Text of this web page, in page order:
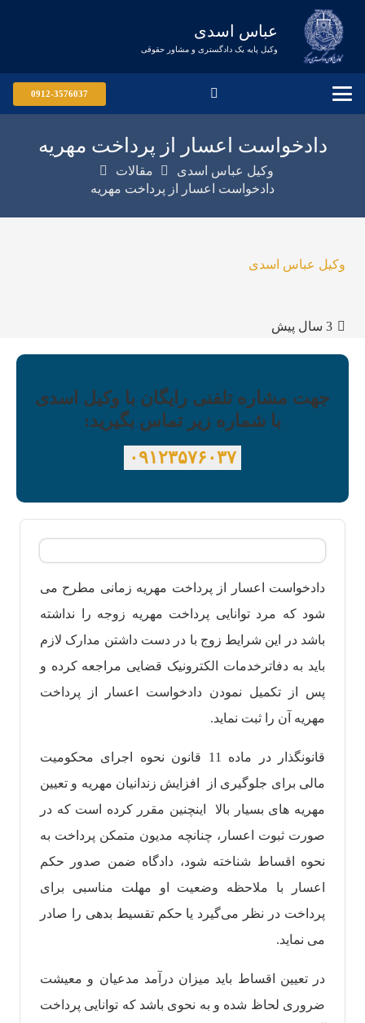
عباس اسدی
وکیل پایه یک دادگستری و مشاور حقوقی
0912-3576037
دادخواست اعسار از پرداخت مهریه
وکیل عباس اسدی
مقالات
دادخواست اعسار از پرداخت مهریه
وکیل عباس اسدی
3 سال پیش
جهت مشاره تلفنی رایگان با وکیل اسدی
با شماره زیر تماس بگیرید:
۰۹۱۲۳۵۷۶۰۳۷
دادخواست اعسار از پرداخت مهریه زمانی مطرح می
شود که مرد توانایی پرداخت مهریه زوجه را نداشته
باشد در این شرایط زوج با در دست داشتن مدارک لازم
باید به دفاترخدمات الکترونیک قضایی مراجعه کرده و
پس از تکمیل نمودن دادخواست اعسار از پرداخت
مهریه آن را ثبت نماید.‌
قانونگذار در ماده 11 قانون نحوه اجرای محکومیت
مالی برای جلوگیری از افزایش زندانیان مهریه و تعیین
مهریه های بسیار بالا ‌ اینچنین مقرر کرده است که در
صورت ثبوت اعسار، چنانچه مدیون متمکن پرداخت به
نحوه اقساط شناخته شود، دادگاه ضمن صدور حکم
اعسار با ملاحظه وضعیت او مهلت مناسبی برای
پرداخت در نظر می‌گیرد یا حکم تقسیط بدهی را صادر
می نماید.
در تعیین اقساط باید میزان درآمد مدعیان و معیشت
ضروری لحاظ شده و به نحوی باشد که توانایی پرداخت